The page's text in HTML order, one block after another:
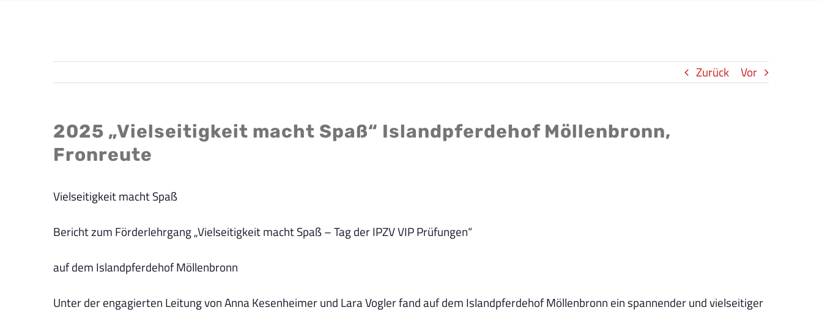
Zurück Vor
2025 „Vielseitigkeit macht Spaß“ Islandpferdehof Möllenbronn,
Fronreute
Vielseitigkeit macht Spaß
Bericht zum Förderlehrgang „Vielseitigkeit macht Spaß – Tag der IPZV VIP Prüfungen“
auf dem Islandpferdehof Möllenbronn
Unter der engagierten Leitung von Anna Kesenheimer und Lara Vogler fand auf dem Islandpferdehof Möllenbronn ein spannender und vielseitiger